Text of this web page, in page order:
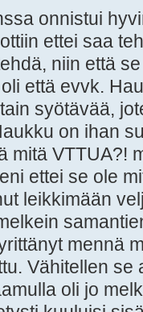
onnistui
ettei saa
niin että
että evvk.
syötävää,
on ihan
mitä VTTUA?!
ettei se ole
leikkimään
mennä
Vähitellen
oli jo